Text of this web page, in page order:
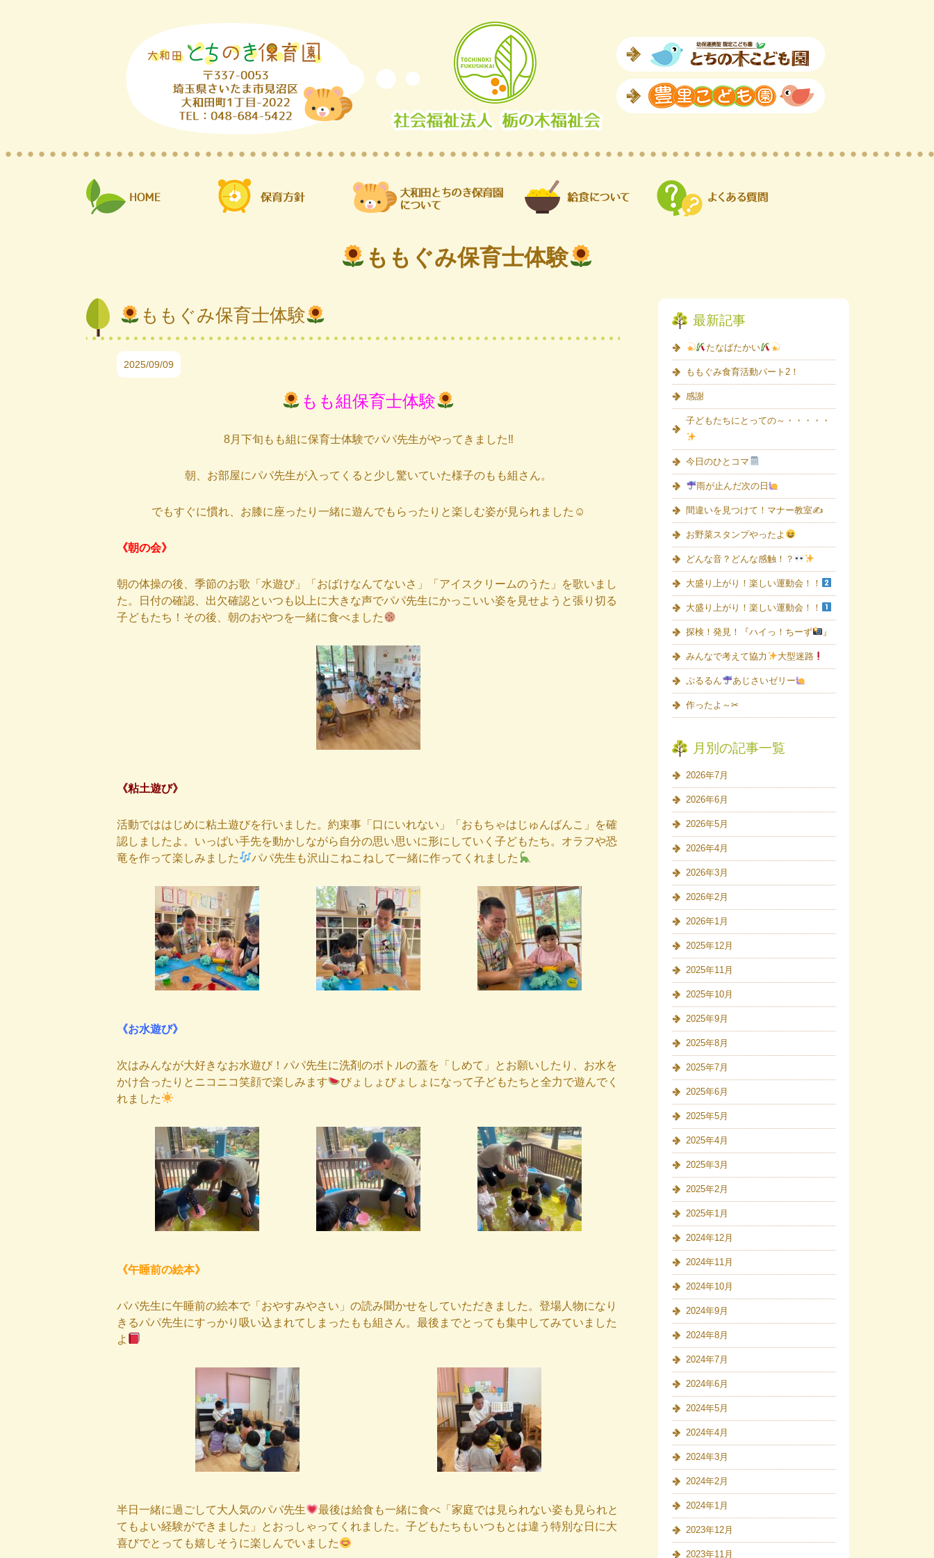
ももぐみ保育士体験
ももぐみ保育士体験
2025/09/09
もも組保育士体験
8月下旬もも組に保育士体験でパパ先生がやってきました‼︎
朝、お部屋にパパ先生が入ってくると少し驚いていた様子のもも組さん。
でもすぐに慣れ、お膝に座ったり一緒に遊んでもらったりと楽しむ姿が見られました☺︎
《朝の会》
朝の体操の後、季節のお歌「水遊び」「おばけなんてないさ」「アイスクリームのうた」を歌いまし
た。日付の確認、出欠確認といつも以上に大きな声でパパ先生にかっこいい姿を見せようと張り切る
子どもたち！その後、朝のおやつを一緒に食べました
《粘土遊び》
活動でははじめに粘土遊びを行いました。約束事「口にいれない」「おもちゃはじゅんばんこ」を確
認しましたよ。いっぱい手先を動かしながら自分の思い思いに形にしていく子どもたち。オラフや恐
竜を作って楽しみました
パパ先生も沢山こねこねして一緒に作ってくれました
《お水遊び》
次はみんなが大好きなお水遊び！パパ先生に洗剤のボトルの蓋を「しめて」とお願いしたり、お水を
かけ合ったりとニコニコ笑顔で楽しみます
びょしょびょしょになって子どもたちと全力で遊んでく
れました
《午睡前の絵本》
パパ先生に午睡前の絵本で「おやすみやさい」の読み聞かせをしていただきました。登場人物になり
きるパパ先生にすっかり吸い込まれてしまったもも組さん。最後までとっても集中してみていました
よ
半日一緒に過ごして大人気のパパ先生
最後は給食も一緒に食べ「家庭では見られない姿も見られと
てもよい経験ができました」とおっしゃってくれました。子どもたちもいつもとは違う特別な日に大
喜びでとっても嬉しそうに楽しんでいました
最新記事
たなばたかい
ももぐみ食育活動パート2！
感謝
子どもたちにとっての～・・・・・
今日のひとコマ
雨が止んだ次の日
間違いを見つけて！マナー教室✍
お野菜スタンプやったよ
どんな音？どんな感触！？
大盛り上がり！楽しい運動会！！
大盛り上がり！楽しい運動会！！
探検！発見！『ハイっ！ちーず 』
みんなで考えて協力 大型迷路
ぷるるん あじさいゼリー
作ったよ～✂
月別の記事一覧
2026年7月
2026年6月
2026年5月
2026年4月
2026年3月
2026年2月
2026年1月
2025年12月
2025年11月
2025年10月
2025年9月
2025年8月
2025年7月
2025年6月
2025年5月
2025年4月
2025年3月
2025年2月
2025年1月
2024年12月
2024年11月
2024年10月
2024年9月
2024年8月
2024年7月
2024年6月
2024年5月
2024年4月
2024年3月
2024年2月
2024年1月
2023年12月
2023年11月